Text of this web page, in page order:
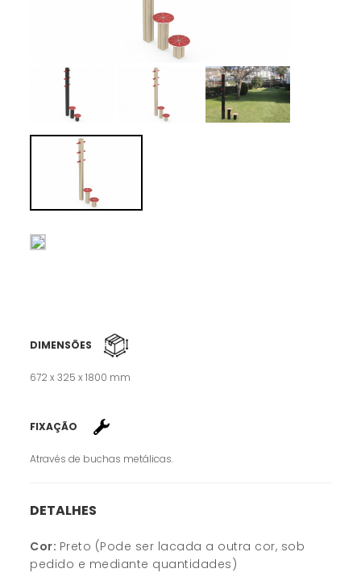
DIMENSÕES
672 x 325 x 1800 mm
FIXAÇÃO
Através de buchas metálicas.
DETALHES
Cor: Preto (Pode ser lacada a outra cor, sob
pedido e mediante quantidades)